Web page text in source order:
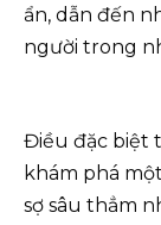
ẩn, dẫn đến
người trong
Điều đặc biệt
khám phá
sợ sâu thẳm